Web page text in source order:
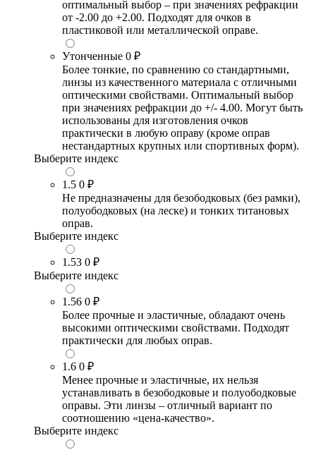
оптимальный выбор – при значениях рефракции
от -2.00 до +2.00. Подходят для очков в
пластиковой или металлической оправе.
Утонченные 0 ₽
Более тонкие, по сравнению со стандартными,
линзы из качественного материала с отличными
оптическими свойствами. Оптимальный выбор
при значениях рефракции до +/- 4.00. Могут быть
использованы для изготовления очков
практически в любую оправу (кроме оправ
нестандартных крупных или спортивных форм).
Выберите индекс
1.5 0 ₽
Не предназначены для безободковых (без рамки),
полуободковых (на леске) и тонких титановых
оправ.
Выберите индекс
1.53 0 ₽
Выберите индекс
1.56 0 ₽
Более прочные и эластичные, обладают очень
высокими оптическими свойствами. Подходят
практически для любых оправ.
1.6 0 ₽
Менее прочные и эластичные, их нельзя
устанавливать в безободковые и полуободковые
оправы. Эти линзы – отличный вариант по
соотношению «цена-качество».
Выберите индекс